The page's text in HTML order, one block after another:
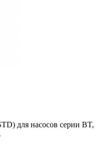
для насосов серии BT,